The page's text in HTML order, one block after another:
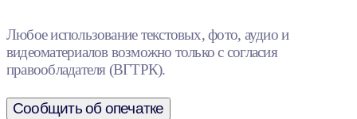
Любое использование текстовых, фото, аудио и
видеоматериалов возможно только с согласия
правообладателя (ВГТРК).
Сообщить об опечатке